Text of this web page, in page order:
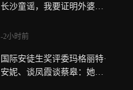
长沙童谣，我要证明外婆没
-2小时前
国际安徒生奖评委玛格丽特·
安妮、谈凤霞谈蔡皋：她的